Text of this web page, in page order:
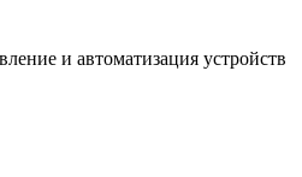
и автоматизация устройств